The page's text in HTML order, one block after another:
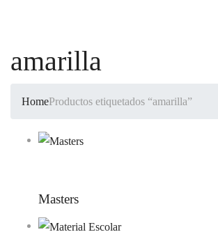
amarilla
HomeProductos etiquetados “amarilla”
Masters